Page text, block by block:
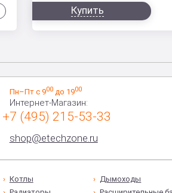
Купить
Пн–Пт с 900до 1900
Интернет-Магазин:
+7 (495) 215-53-33
shop@etechzone.ru
Котлы
Дымоходы